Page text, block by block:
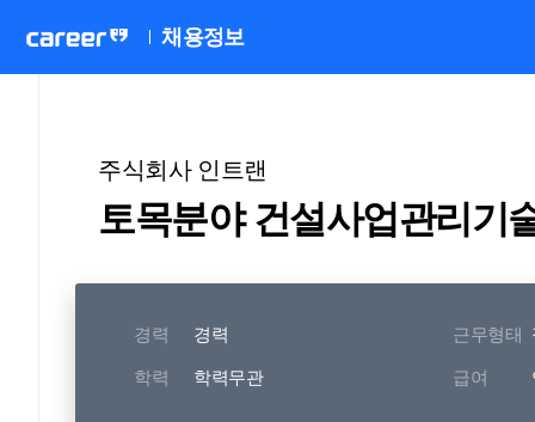
채용정보
주식회사 인트랜
토목분야 건설사업관리기
경력 경력 근무형태
학력 학력무관 급여